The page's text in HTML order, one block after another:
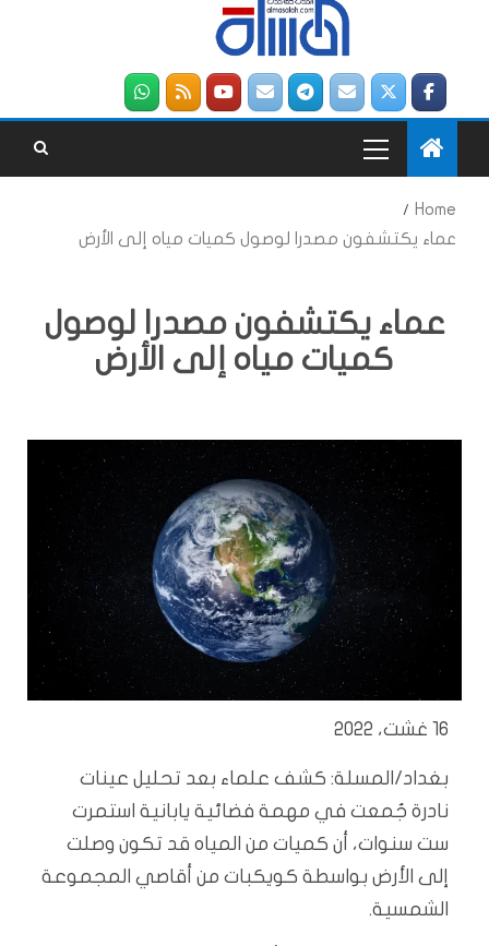
Home
عماء يكتشفون مصدرا لوصول كميات مياه إلى الأرض
عماء يكتشفون مصدرا لوصول
كميات مياه إلى الأرض
16 غشت، 2022
بغداد/المسلة: كشف علماء بعد تحليل عينات
نادرة جُمعت في مهمة فضائية يابانية استمرت
ست سنوات، أن كميات من المياه قد تكون وصلت
إلى الأرض بواسطة كويكبات من أقاصي المجموعة
الشمسية.